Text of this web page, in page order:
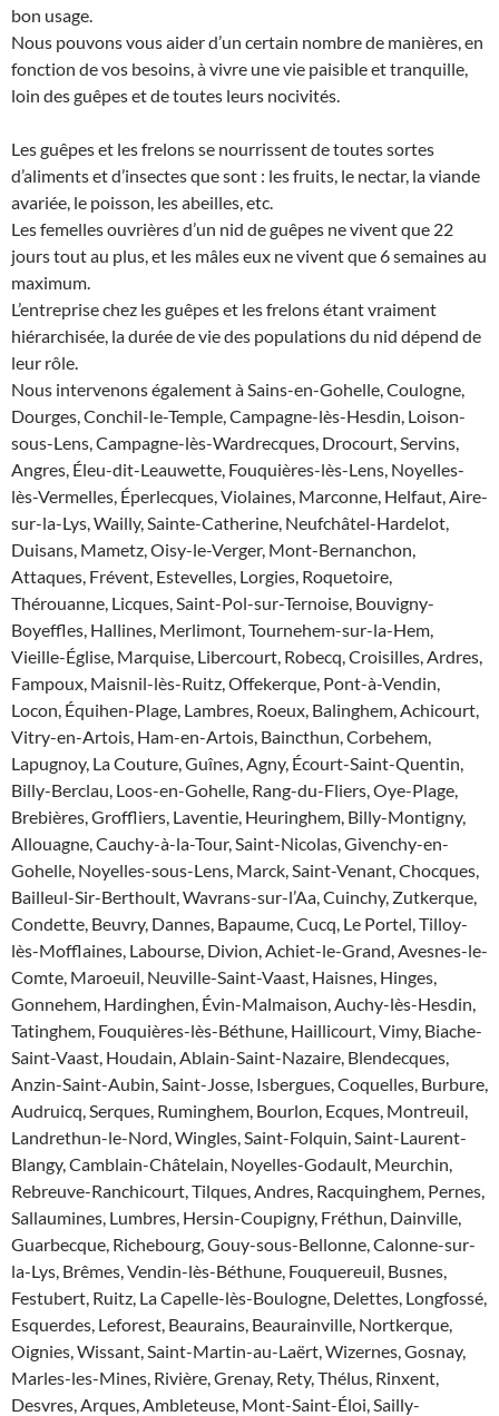
bon usage.
Nous pouvons vous aider d’un certain nombre de manières, en
fonction de vos besoins, à vivre une vie paisible et tranquille,
loin des guêpes et de toutes leurs nocivités.
Les guêpes et les frelons se nourrissent de toutes sortes
d’aliments et d’insectes que sont : les fruits, le nectar, la viande
avariée, le poisson, les abeilles, etc.
Les femelles ouvrières d’un nid de guêpes ne vivent que 22
jours tout au plus, et les mâles eux ne vivent que 6 semaines au
maximum.
L’entreprise chez les guêpes et les frelons étant vraiment
hiérarchisée, la durée de vie des populations du nid dépend de
leur rôle.
Nous intervenons également à Sains-en-Gohelle, Coulogne,
Dourges, Conchil-le-Temple, Campagne-lès-Hesdin, Loison-
sous-Lens, Campagne-lès-Wardrecques, Drocourt, Servins,
Angres, Éleu-dit-Leauwette, Fouquières-lès-Lens, Noyelles-
lès-Vermelles, Éperlecques, Violaines, Marconne, Helfaut, Aire-
sur-la-Lys, Wailly, Sainte-Catherine, Neufchâtel-Hardelot,
Duisans, Mametz, Oisy-le-Verger, Mont-Bernanchon,
Attaques, Frévent, Estevelles, Lorgies, Roquetoire,
Thérouanne, Licques, Saint-Pol-sur-Ternoise, Bouvigny-
Boyeffles, Hallines, Merlimont, Tournehem-sur-la-Hem,
Vieille-Église, Marquise, Libercourt, Robecq, Croisilles, Ardres,
Fampoux, Maisnil-lès-Ruitz, Offekerque, Pont-à-Vendin,
Locon, Équihen-Plage, Lambres, Roeux, Balinghem, Achicourt,
Vitry-en-Artois, Ham-en-Artois, Baincthun, Corbehem,
Lapugnoy, La Couture, Guînes, Agny, Écourt-Saint-Quentin,
Billy-Berclau, Loos-en-Gohelle, Rang-du-Fliers, Oye-Plage,
Brebières, Groffliers, Laventie, Heuringhem, Billy-Montigny,
Allouagne, Cauchy-à-la-Tour, Saint-Nicolas, Givenchy-en-
Gohelle, Noyelles-sous-Lens, Marck, Saint-Venant, Chocques,
Bailleul-Sir-Berthoult, Wavrans-sur-l’Aa, Cuinchy, Zutkerque,
Condette, Beuvry, Dannes, Bapaume, Cucq, Le Portel, Tilloy-
lès-Mofflaines, Labourse, Divion, Achiet-le-Grand, Avesnes-le-
Comte, Maroeuil, Neuville-Saint-Vaast, Haisnes, Hinges,
Gonnehem, Hardinghen, Évin-Malmaison, Auchy-lès-Hesdin,
Tatinghem, Fouquières-lès-Béthune, Haillicourt, Vimy, Biache-
Saint-Vaast, Houdain, Ablain-Saint-Nazaire, Blendecques,
Anzin-Saint-Aubin, Saint-Josse, Isbergues, Coquelles, Burbure,
Audruicq, Serques, Ruminghem, Bourlon, Ecques, Montreuil,
Landrethun-le-Nord, Wingles, Saint-Folquin, Saint-Laurent-
Blangy, Camblain-Châtelain, Noyelles-Godault, Meurchin,
Rebreuve-Ranchicourt, Tilques, Andres, Racquinghem, Pernes,
Sallaumines, Lumbres, Hersin-Coupigny, Fréthun, Dainville,
Guarbecque, Richebourg, Gouy-sous-Bellonne, Calonne-sur-
la-Lys, Brêmes, Vendin-lès-Béthune, Fouquereuil, Busnes,
Festubert, Ruitz, La Capelle-lès-Boulogne, Delettes, Longfossé,
Esquerdes, Leforest, Beaurains, Beaurainville, Nortkerque,
Oignies, Wissant, Saint-Martin-au-Laërt, Wizernes, Gosnay,
Marles-les-Mines, Rivière, Grenay, Rety, Thélus, Rinxent,
Desvres, Arques, Ambleteuse, Mont-Saint-Éloi, Sailly-